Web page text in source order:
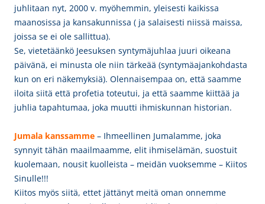
juhlitaan nyt, 2000 v. myöhemmin, yleisesti kaikissa
maanosissa ja kansakunnissa ( ja salaisesti niissä maissa,
joissa se ei ole sallittua).
Se, vietetäänkö Jeesuksen syntymäjuhlaa juuri oikeana
päivänä, ei minusta ole niin tärkeää (syntymäajankohdasta
kun on eri näkemyksiä). Olennaisempaa on, että saamme
iloita siitä että profetia toteutui, ja että saamme kiittää ja
juhlia tapahtumaa, joka muutti ihmiskunnan historian.
Jumala kanssamme – Ihmeellinen Jumalamme, joka
synnyit tähän maailmaamme, elit ihmiselämän, suostuit
kuolemaan, nousit kuolleista – meidän vuoksemme – Kiitos
Sinulle!!!
Kiitos myös siitä, ettet jättänyt meitä oman onnemme